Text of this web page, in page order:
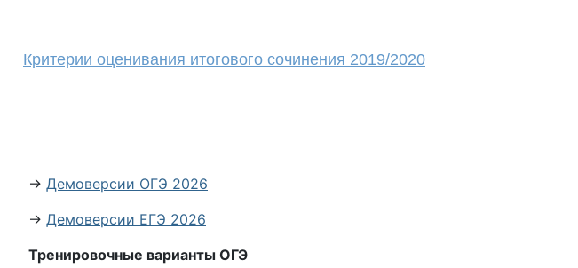
Критерии оценивания итогового сочинения 2019/2020
→ Демоверсии ОГЭ 2026
→ Демоверсии ЕГЭ 2026
Тренировочные варианты ОГЭ